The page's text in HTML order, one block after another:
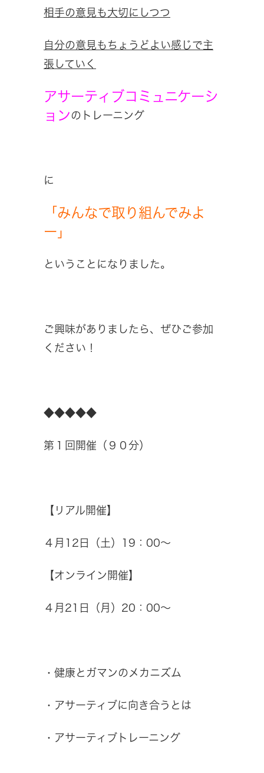
相手の意見も大切にしつつ
自分の意見もちょうどよい感じで主
張していく
アサーティブコミュニケーシ
ョンのトレーニング
に
「みんなで取り組んでみよ
ー」
ということになりました。
ご興味がありましたら、ぜひご参加
ください！
◆◆◆◆◆
第１回開催（９０分）
【リアル開催】
４月12日（土）19：00～
【オンライン開催】
４月21日（月）20：00～
・健康とガマンのメカニズム
・アサーティブに向き合うとは
・アサーティブトレーニング